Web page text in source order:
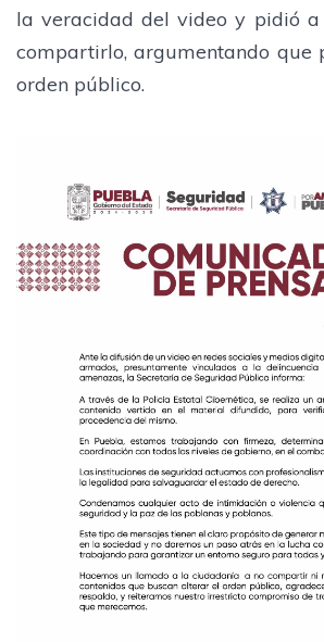
la veracidad del video y pidió
compartirlo, argumentando que
orden público.